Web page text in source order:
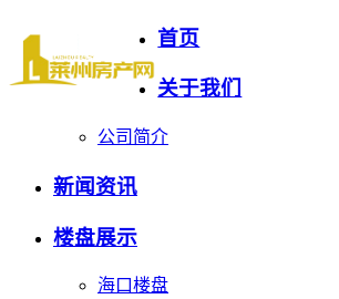
首页
关于我们
公司简介
新闻资讯
楼盘展示
海口楼盘